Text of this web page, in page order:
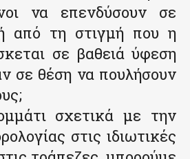
να επενδύσουν σε
από τη στιγμή που η
σε βαθειά ύφεση
σε θέση να πουλήσουν
σχετικά με την
στις ιδιωτικές